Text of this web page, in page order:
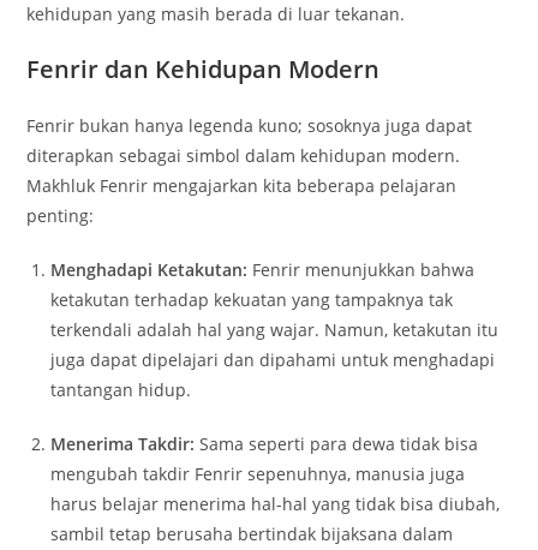
kehidupan yang masih berada di luar tekanan.
Fenrir dan Kehidupan Modern
Fenrir bukan hanya legenda kuno; sosoknya juga dapat
diterapkan sebagai simbol dalam kehidupan modern.
Makhluk Fenrir mengajarkan kita beberapa pelajaran
penting:
Menghadapi Ketakutan: Fenrir menunjukkan bahwa
ketakutan terhadap kekuatan yang tampaknya tak
terkendali adalah hal yang wajar. Namun, ketakutan itu
juga dapat dipelajari dan dipahami untuk menghadapi
tantangan hidup.
Menerima Takdir: Sama seperti para dewa tidak bisa
mengubah takdir Fenrir sepenuhnya, manusia juga
harus belajar menerima hal-hal yang tidak bisa diubah,
sambil tetap berusaha bertindak bijaksana dalam